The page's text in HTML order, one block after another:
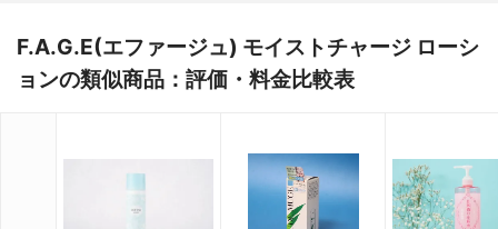
F.A.G.E(エファージュ) モイストチャージ ローシ
ョンの類似商品：評価・料金比較表